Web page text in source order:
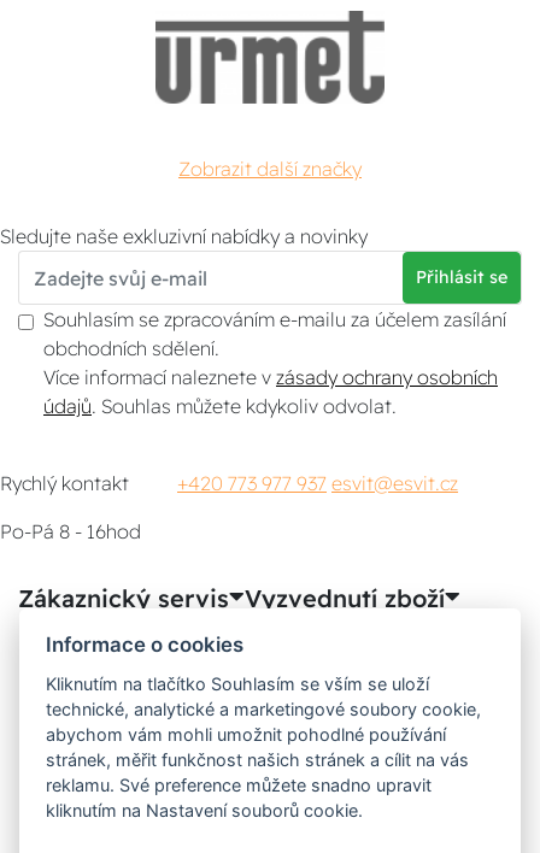
Zobrazit další značky
Sledujte naše exkluzivní nabídky a novinky
Přihlásit se
Souhlasím se zpracováním e-mailu za účelem zasílání
obchodních sdělení.
Více informací naleznete v zásady ochrany osobních
údajů . Souhlas můžete kdykoliv odvolat.
Rychlý kontakt +420 773 977 937 esvit@esvit.cz
Po-Pá 8 - 16hod
Zákaznický servis Vyzvednutí zboží
Poradna
Možnosti dopravy
Informace o cookies
Kliknutím na tlačítko Souhlasím se vším se uloží
technické, analytické a marketingové soubory cookie,
abychom vám mohli umožnit pohodlné používání
stránek, měřit funkčnost našich stránek a cílit na vás
reklamu. Své preference můžete snadno upravit
kliknutím na Nastavení souborů cookie.